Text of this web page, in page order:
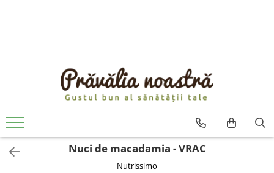
ULEIURI ȘI UNTURI
MĂSLINE
NUCI ȘI SEMINȚE
FRUCTE DESHIDRATATE
ÎNDULCITORI NATURALI / MIERE
Nuci de macadamia - VRAC
Nutrissimo